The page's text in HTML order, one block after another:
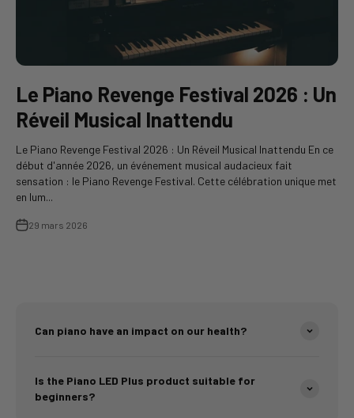
Le Piano Revenge Festival 2026 : Un
Réveil Musical Inattendu
Le Piano Revenge Festival 2026 : Un Réveil Musical Inattendu En ce
début d'année 2026, un événement musical audacieux fait
sensation : le Piano Revenge Festival. Cette célébration unique met
en lum...
29 mars 2026
Can piano have an impact on our health?
Is the Piano LED Plus product suitable for
beginners?